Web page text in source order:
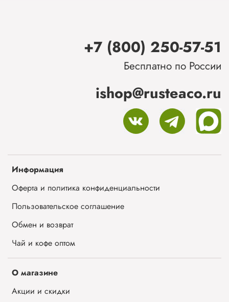
Информация
Оферта и политика конфиденциальности
Пользовательское соглашение
Обмен и возврат
Чай и кофе оптом
О магазине
Акции и скидки
+7 (800) 250-57-51
Бесплатно по России
ishop@rusteaco.ru